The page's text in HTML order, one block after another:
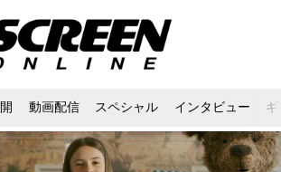
動画配信 スペシャル インタビュー